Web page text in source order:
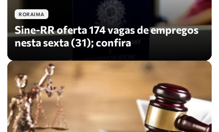
RORAIMA
Sine-RR oferta 174 vagas de empregos
nesta sexta (31); confira